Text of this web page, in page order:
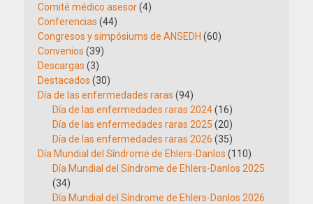
Comité médico asesor(4)
Conferencias (44)
Congresos y simpósiums de ANSEDH (60)
Convenios (39)
Descargas (3)
Destacados (30)
Día de las enfermedades raras (94)
Día de las enfermedades raras 2024(16)
Día de las enfermedades raras 2025 (20)
Día de las enfermedades raras 2026 (35)
Día Mundial del Síndrome de Ehlers-Danlos (110)
Día Mundial del Síndrome de Ehlers-Danlos 2025
(34)
Día Mundial del Síndrome de Ehlers-Danlos 2026